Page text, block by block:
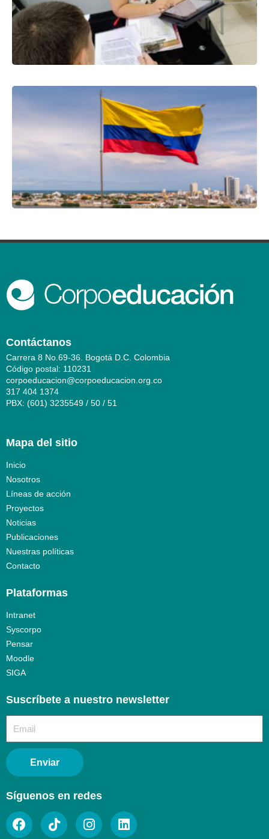
Contáctanos
Carrera 8 No.69-36. Bogotá D.C. Colombia
Código postal: 110231
corpoeducacion@corpoeducacion.org.co
317 404 1374
PBX: (601) 3235549 / 50 / 51
Mapa del sitio
Inicio
Nosotros
Líneas de acción
Proyectos
Noticias
Publicaciones
Nuestras políticas
Contacto
Plataformas
Intranet
Syscorpo
Pensar
Moodle
SIGA
Suscríbete a nuestro newsletter​
Enviar
Síguenos en redes